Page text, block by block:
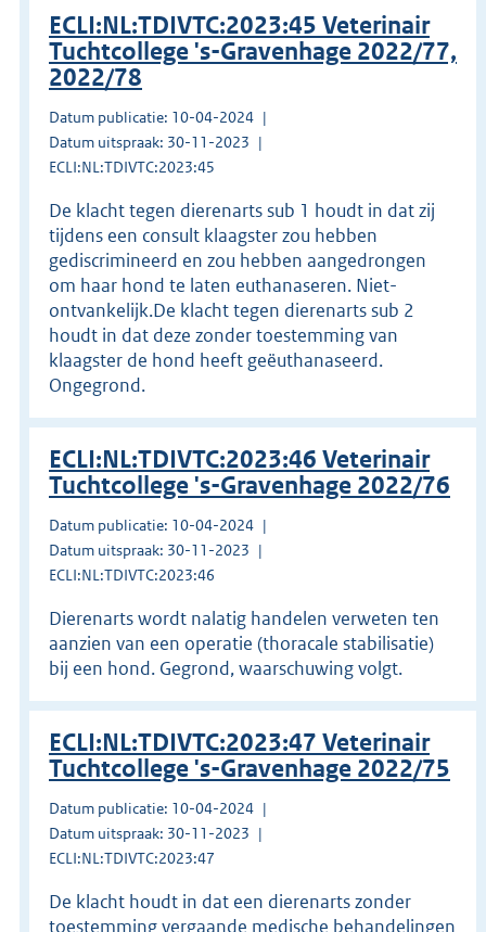
ECLI:NL:TDIVTC:2023:45 Veterinair
Tuchtcollege 's-Gravenhage 2022/77,
2022/78
Datum publicatie: 10-04-2024
Datum uitspraak: 30-11-2023
ECLI:NL:TDIVTC:2023:45
De klacht tegen dierenarts sub 1 houdt in dat zij
tijdens een consult klaagster zou hebben
gediscrimineerd en zou hebben aangedrongen
om haar hond te laten euthanaseren. Niet-
ontvankelijk.De klacht tegen dierenarts sub 2
houdt in dat deze zonder toestemming van
klaagster de hond heeft geëuthanaseerd.
Ongegrond.
ECLI:NL:TDIVTC:2023:46 Veterinair
Tuchtcollege 's-Gravenhage 2022/76
Datum publicatie: 10-04-2024
Datum uitspraak: 30-11-2023
ECLI:NL:TDIVTC:2023:46
Dierenarts wordt nalatig handelen verweten ten
aanzien van een operatie (thoracale stabilisatie)
bij een hond. Gegrond, waarschuwing volgt.
ECLI:NL:TDIVTC:2023:47 Veterinair
Tuchtcollege 's-Gravenhage 2022/75
Datum publicatie: 10-04-2024
Datum uitspraak: 30-11-2023
ECLI:NL:TDIVTC:2023:47
De klacht houdt in dat een dierenarts zonder
toestemming vergaande medische behandelingen